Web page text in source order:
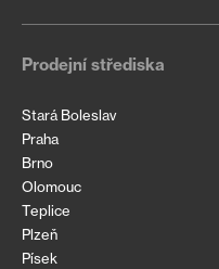
Prodejní střediska
Stará Boleslav
Praha
Brno
Olomouc
Teplice
Plzeň
Písek